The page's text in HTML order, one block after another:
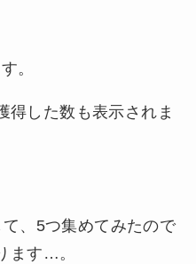
。
得した数も表示されま
、5つ集めてみたので
ます…。